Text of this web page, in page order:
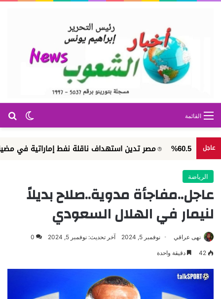
الوضع القائمة
عاجل مصر تدين استهداف ناقلة نفط إماراتية في مضيق هرمز
الرياضة
عاجل..مفاجأة مدوية..صلاح بديلاً
لنيمار في الهلال السعودي
نهى عراقي نوفمبر 5, 2024 آخر تحديث: نوفمبر 5, 2024 0
42 دقيقة واحدة